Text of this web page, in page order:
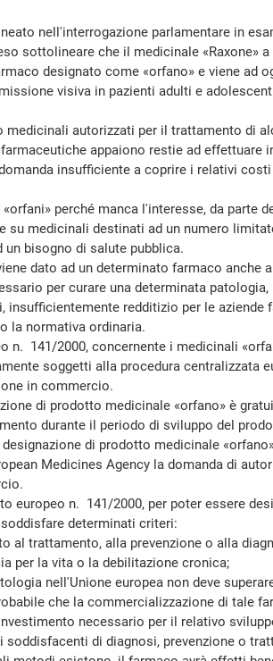
nell'interrogazione parlamentare in
sottolineare che il medicinale «Raxone»
designato come «orfano» e viene ad
visiva in pazienti adulti e
autorizzati per il trattamento di
appaiono restie ad effettuare
insufficiente a coprire i relativi
perché manca l'interesse, da parte
su medicinali destinati ad un numero
bisogno di salute pubblica.
dato ad un determinato farmaco anche
per curare una determinata
insufficientemente redditizio per le aziende
la normativa ordinaria.
141/2000, concernente i medicinali
soggetti alla procedura centralizzata
in commercio.
di prodotto medicinale «orfano» è
durante il periodo di sviluppo del
di prodotto medicinale
Medicines Agency la domanda di
europeo n. 141/2000, per poter essere
determinati criteri:
trattamento, alla prevenzione o alla
per la vita o la debilitazione cronica;
nell'Unione europea non deve
che la commercializzazione di tale
necessario per il relativo
di diagnosi, prevenzione o